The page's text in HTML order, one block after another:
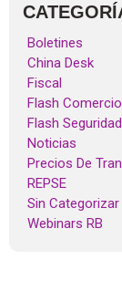
Boletines
China Desk
Fiscal
Flash
Flash
Noticias
Precios De
REPSE
Sin Categorizar
Webinars RB